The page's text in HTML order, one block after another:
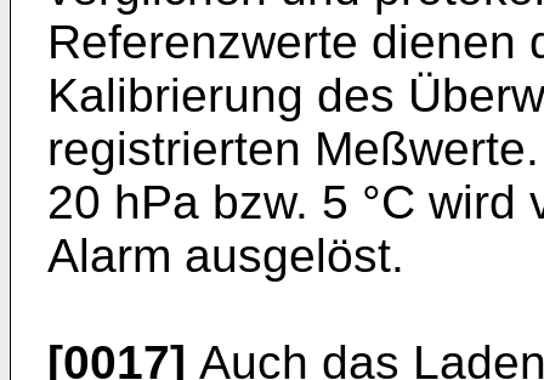
Referenzwerte dienen
Kalibrierung des
registrierten
20 hPa bzw. 5 °C wird
Alarm ausgelöst.
[0017] Auch das